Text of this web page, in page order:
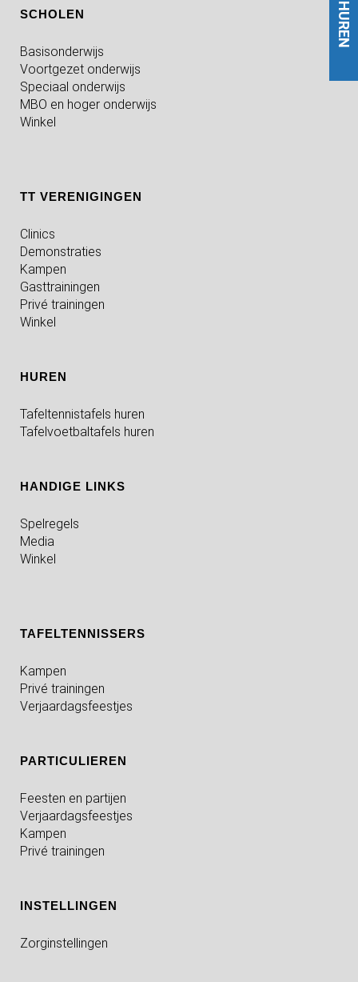
HUREN
SCHOLEN
Basisonderwijs
Voortgezet onderwijs
Speciaal onderwijs
MBO en hoger onderwijs
Winkel
TT VERENIGINGEN
Clinics
Demonstraties
Kampen
Gasttrainingen
Privé trainingen
Winkel
HUREN
Tafeltennistafels huren
Tafelvoetbaltafels huren
HANDIGE LINKS
Spelregels
Media
Winkel
TAFELTENNISSERS
Kampen
Privé trainingen
Verjaardagsfeestjes
PARTICULIEREN
Feesten en partijen
Verjaardagsfeestjes
Kampen
Privé trainingen
INSTELLINGEN
Zorginstellingen